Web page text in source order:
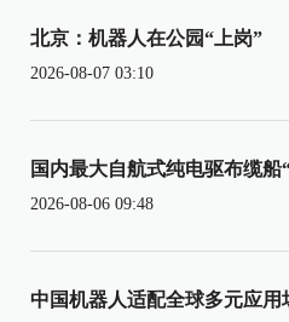
北京：机器人在公园“上岗”
2026-08-07 03:10
国内最大自航式纯电驱布缆船
2026-08-06 09:48
中国机器人适配全球多元应用